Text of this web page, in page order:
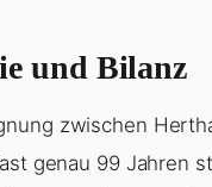
und Bilanz
zwischen
genau 99 Jahren